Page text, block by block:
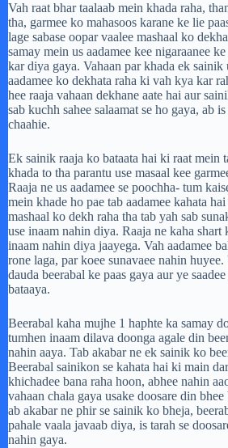
Vah raat bhar taalaab mein khada raha,
tha, garmee ko mahasoos karane ke lie
lage sabase oopar vaalee mashaal ko
samay mein us aadamee kee nigaraanee
kar diya gaya. Vahaan par khada ek sainik
aadamee ko dekhata raha ki vah kya kar
hee raaja vahaan dekhane aate hai aur
sab kuchh sahee salaamat se ho gaya, ab
chaahie.
Ek sainik raaja ko bataata hai ki raat mein
khada to tha parantu use masaal kee
Raaja ne us aadamee se poochha- tum
mein khade ho pae tab aadamee kahata
mashaal ko dekh raha tha tab yah sab
use inaam nahin diya. Raaja ne kaha shart
inaam nahin diya jaayega. Vah aadamee
rone laga, par koee sunavaee nahin huyee.
dauda beerabal ke paas gaya aur ye
bataaya.
Beerabal kaha mujhe 1 haphte ka samay
tumhen inaam dilava doonga agale din
nahin aaya. Tab akabar ne ek sainik ko
Beerabal sainikon se kahata hai ki main
khichadee bana raha hoon, abhee nahin
vahaan chala gaya usake doosare din
ab akabar ne phir se sainik ko bheja,
pahale vaala javaab diya, is tarah se
nahin gaya.